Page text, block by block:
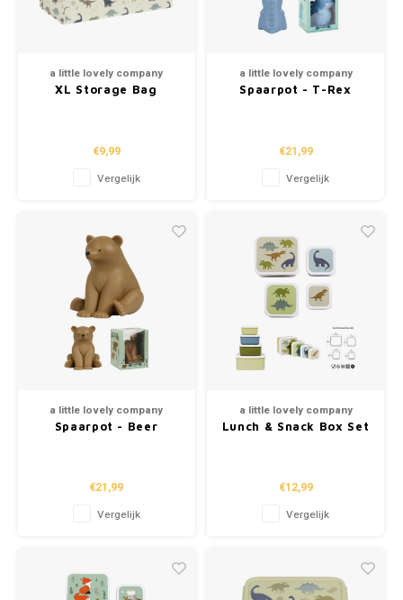
a little lovely company
XL Storage Bag
€9,99
Vergelijk
a little lovely company
Spaarpot - T-Rex
€21,99
Vergelijk
a little lovely company
Spaarpot - Beer
€21,99
Vergelijk
a little lovely company
Lunch & Snack Box Set
€12,99
Vergelijk